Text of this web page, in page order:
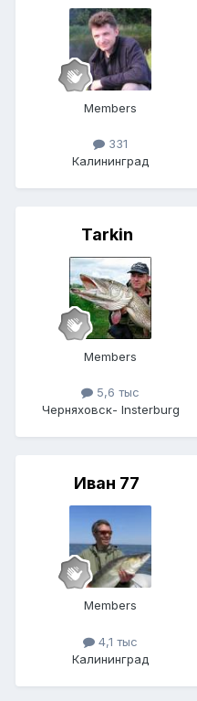
Members
331
Калининград
Tarkin
Members
5,6 тыс
Черняховск- Insterburg
Иван 77
Members
4,1 тыс
Калининград